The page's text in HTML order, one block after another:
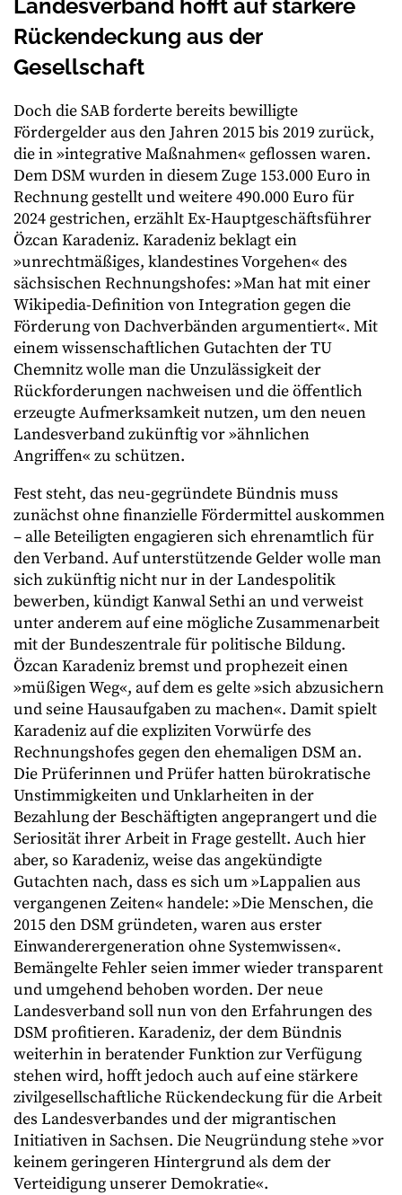
Landesverband hofft auf stärkere
Rückendeckung aus der
Gesellschaft
Doch die SAB forderte bereits bewilligte
Fördergelder aus den Jahren 2015 bis 2019 zurück,
die in »integrative Maßnahmen« geflossen waren.
Dem DSM wurden in diesem Zuge 153.000 Euro in
Rechnung gestellt und weitere 490.000 Euro für
2024 gestrichen, erzählt Ex-Hauptgeschäftsführer
Özcan Karadeniz. Karadeniz beklagt ein
»unrechtmäßiges, klandestines Vorgehen« des
sächsischen Rechnungshofes: »Man hat mit einer
Wikipedia-Definition von Integration gegen die
Förderung von Dachverbänden argumentiert«. Mit
einem wissenschaftlichen Gutachten der TU
Chemnitz wolle man die Unzulässigkeit der
Rückforderungen nachweisen und die öffentlich
erzeugte Aufmerksamkeit nutzen, um den neuen
Landesverband zukünftig vor »ähnlichen
Angriffen« zu schützen.
​Fest steht, das neu-gegründete Bündnis muss
zunächst ohne finanzielle Fördermittel auskommen
– alle Beteiligten engagieren sich ehrenamtlich für
den Verband. Auf unterstützende Gelder wolle man
sich zukünftig nicht nur in der Landespolitik
bewerben, kündigt Kanwal Sethi an und verweist
unter anderem auf eine mögliche Zusammenarbeit
mit der Bundeszentrale für politische Bildung.
Özcan Karadeniz bremst und prophezeit einen
»müßigen Weg«, auf dem es gelte »sich abzusichern
und seine Hausaufgaben zu machen«. Damit spielt
Karadeniz auf die expliziten Vorwürfe des
Rechnungshofes gegen den ehemaligen DSM an.
Die Prüferinnen und Prüfer hatten bürokratische
Unstimmigkeiten und Unklarheiten in der
Bezahlung der Beschäftigten angeprangert und die
Seriosität ihrer Arbeit in Frage gestellt. Auch hier
aber, so Karadeniz, weise das angekündigte
Gutachten nach, dass es sich um »Lappalien aus
vergangenen Zeiten« handele: »Die Menschen, die
2015 den DSM gründeten, waren aus erster
Einwanderergeneration ohne Systemwissen«.
Bemängelte Fehler seien immer wieder transparent
und umgehend behoben worden. Der neue
Landesverband soll nun von den Erfahrungen des
DSM profitieren. Karadeniz, der dem Bündnis
weiterhin in beratender Funktion zur Verfügung
stehen wird, hofft jedoch auch auf eine stärkere
zivilgesellschaftliche Rückendeckung für die Arbeit
des Landesverbandes und der migrantischen
Initiativen in Sachsen. Die Neugründung stehe »vor
keinem geringeren Hintergrund als dem der
Verteidigung unserer Demokratie«.